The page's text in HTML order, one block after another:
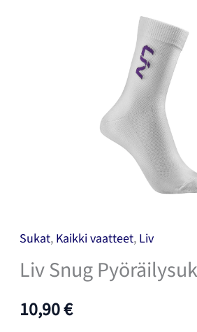
Sukat, Kaikki vaatteet, Liv
Liv Snug
10,90€